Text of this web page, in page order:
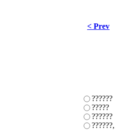
< Prev
??????
?????
??????